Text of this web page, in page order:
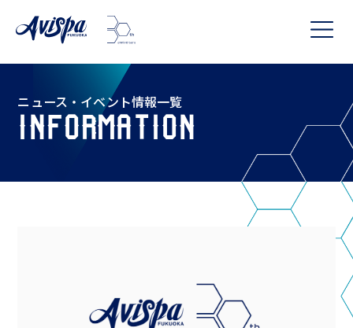
ニュース・イベント情報一覧
INFORMATION